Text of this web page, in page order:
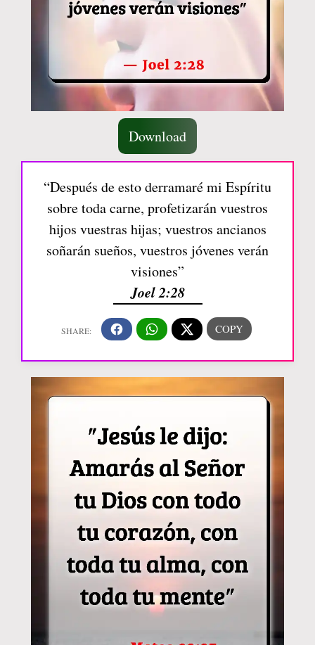
Download
“Después de esto derramaré mi Espíritu
sobre toda carne, profetizarán vuestros
hijos vuestras hijas; vuestros ancianos
soñarán sueños, vuestros jóvenes verán
visiones”
Joel 2:28